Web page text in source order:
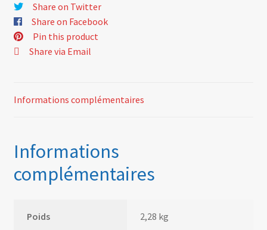
Share on Twitter
Share on Facebook
Pin this product
Share via Email
Informations complémentaires
Informations
complémentaires
Poids 2,28 kg